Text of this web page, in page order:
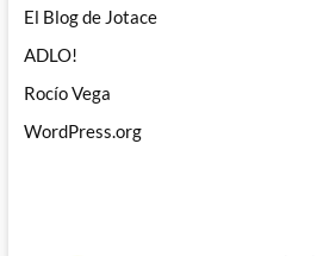
El Blog de Jotace
ADLO!
Rocío Vega
WordPress.org